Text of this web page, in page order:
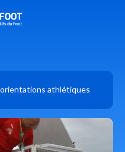
athlétiques